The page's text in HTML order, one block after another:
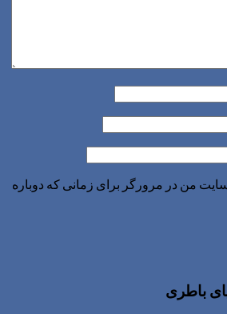
من در مرورگر برای زمانی که دوباره
باطری